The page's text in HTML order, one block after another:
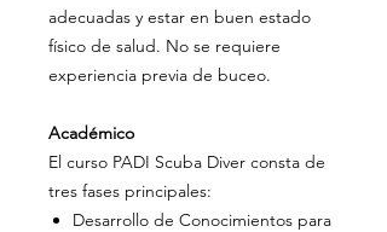
adecuadas y estar en buen estado
físico de salud. No se requiere
experiencia previa de buceo.
Académico
El curso PADI Scuba Diver consta de
tres fases principales:
Desarrollo de Conocimientos para